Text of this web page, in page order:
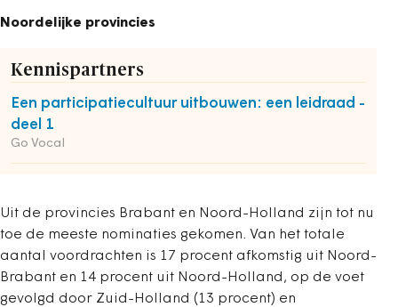
Noordelijke provincies
Kennispartners
Een participatiecultuur uitbouwen: een leidraad -
deel 1
Go Vocal
Uit de provincies Brabant en Noord-Holland zijn tot nu
toe de meeste nominaties gekomen. Van het totale
aantal voordrachten is 17 procent afkomstig uit Noord-
Brabant en 14 procent uit Noord-Holland, op de voet
gevolgd door Zuid-Holland (13 procent) en